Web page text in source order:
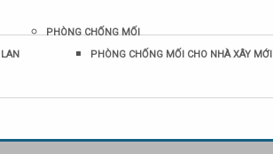
PHÒNG CHỐNG MỐI
PHÒNG CHỐNG MỐI CHO NHÀ XÂY MỚI